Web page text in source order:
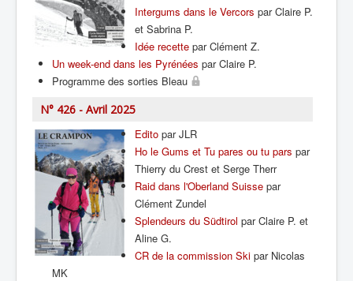
Intergums dans le Vercors par Claire P.
et Sabrina P.
Idée recette par Clément Z.
Un week-end dans les Pyrénées par Claire P.
Programme des sorties Bleau
N° 426 - Avril 2025
Edito par JLR
Ho le Gums et Tu pares ou tu pars par
Thierry du Crest et Serge Therr
Raid dans l'Oberland Suisse par
Clément Zundel
Splendeurs du Südtirol par Claire P. et
Aline G.
CR de la commission Ski par Nicolas
MK